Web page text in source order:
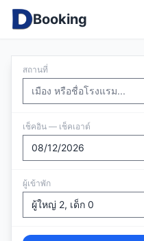
Booking
สถานที่
เช็คอิน — เช็คเอาต์
ผู้เข้าพัก